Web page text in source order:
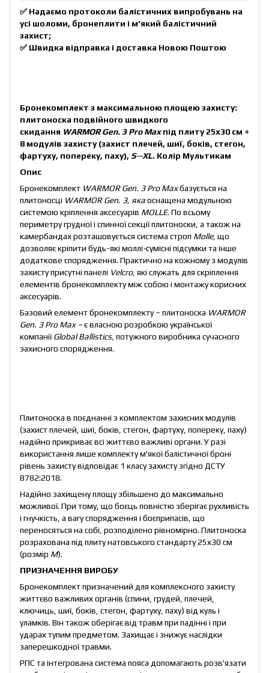
✅ Надаємо протоколи балістичних випробувань на
усі шоломи, бронеплити і м'який балістичний
захист;
✅ Швидка відправка і доставка Новою Поштою
Бронекомплект з максимальною площею захисту:
плитоноска подвійного швидкого
скидання WARMOR Gen. 3Pro Maxпід плиту 25х30 см +
8 модулів захисту (захист плечей, шиї, боків, стегон,
фартуху, попереку, паху), S—XL. Колір Мультикам
Опис
Бронекомплект WARMOR Gen. 3 Pro Maxбазується на
плитоносці WARMOR Gen. 3, якаоснащена модульною
системою кріплення аксесуарів MOLLE. По всьому
периметру грудної і спинної секції плитоноски, а також на
камербандах розташовується система строп Molle, що
дозволяє кріпити будь-які моллі-сумісні підсумки та інше
додаткове спорядження. Практично на кожному з модулів
захисту присутні панелі Velcro, які служать для скріплення
елементів бронекомплекту між собою і монтажу корисних
аксесуарів.
Базовий елемент бронекомплекту – плитоноска WARMOR
Gen. 3Pro Max–є власною розробкою української
компанії Global Ballistics, потужного виробника сучасного
захисного спорядження.
Плитоноска в поєднанні з комплектом захисних модулів
(захист плечей, шиї, боків, стегон, фартуху, попереку, паху)
надійно прикриває всі життєво важливі органи. У разі
використання лише комплекту м'якої балістичної броні
рівень захисту відповідає 1 класу захисту згідно ДСТУ
8782:2018.
Надійно захищену площу збільшено до максимально
можливої. При тому, що боєць повністю зберігає рухливість
і гнучкість, а вагу спорядження і боєприпасів, що
переносяться на собі, розподілено рівномірно. Плитоноска
розрахована під плиту натовського стандарту 25х30 см
(розмір M).
ПРИЗНАЧЕННЯ ВИРОБУ
Бронекомплект призначений для комплексного захисту
життєво важливих органів (спини, грудей, плечей,
ключиць, шиї, боків, стегон, фартуху, паху) від куль і
уламків. Він також оберігає від травм при падінні і при
ударах тупим предметом. Захищає і знижує наслідки
заперешкодної травми.
РПС та інтегрована система пояса допомагають розв'язати